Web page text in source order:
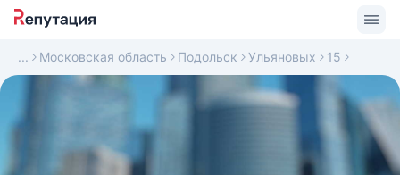
Московская область Подольск Ульяновых 15